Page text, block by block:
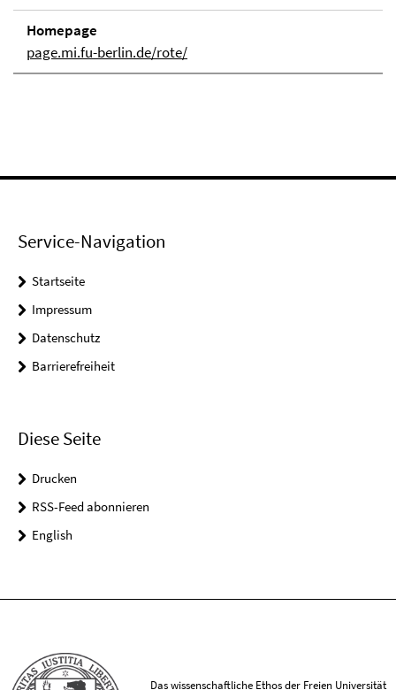
Homepage
page.mi.fu-berlin.de/rote/
Service-Navigation
Startseite
Impressum
Datenschutz
Barrierefreiheit
Diese Seite
Drucken
RSS-Feed abonnieren
English
Das wissenschaftliche Ethos der Freien Universität